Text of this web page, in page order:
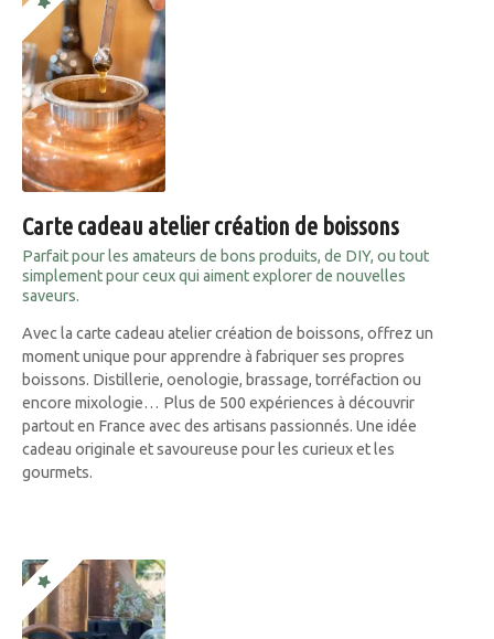
Carte cadeau atelier création de boissons
Parfait pour les amateurs de bons produits, de DIY, ou tout
simplement pour ceux qui aiment explorer de nouvelles
saveurs.
Avec la carte cadeau atelier création de boissons, offrez un
moment unique pour apprendre à fabriquer ses propres
boissons. Distillerie, oenologie, brassage, torréfaction ou
encore mixologie… Plus de 500 expériences à découvrir
partout en France avec des artisans passionnés. Une idée
cadeau originale et savoureuse pour les curieux et les
gourmets.